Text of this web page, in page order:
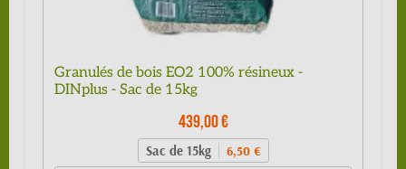
Granulés de bois EO2 100% résineux -
DINplus - Sac de 15kg
439,00 €
Sac de 15kg 6,50 €